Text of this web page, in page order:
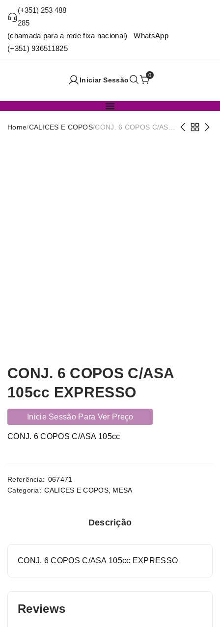
(+351) 253 488
285
(chamada para a rede fixa nacional) WhatsApp
(+351) 936511825
Iniciar Sessão
0
Home/CALICES E COPOS/CONJ. 6 COPOS C/ASA
CONJ. 6 COPOS C/ASA
105cc EXPRESSO
Inicie Sessão Para Ver Preço
CONJ. 6 COPOS C/ASA 105cc
Referência: 067471
Categoria: CALICES E COPOS, MESA
Descrição
CONJ. 6 COPOS C/ASA 105cc EXPRESSO
Reviews